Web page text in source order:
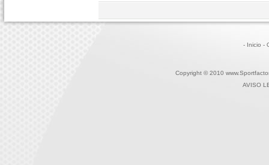
- Inicio -
Copyright © 2010
AVISO